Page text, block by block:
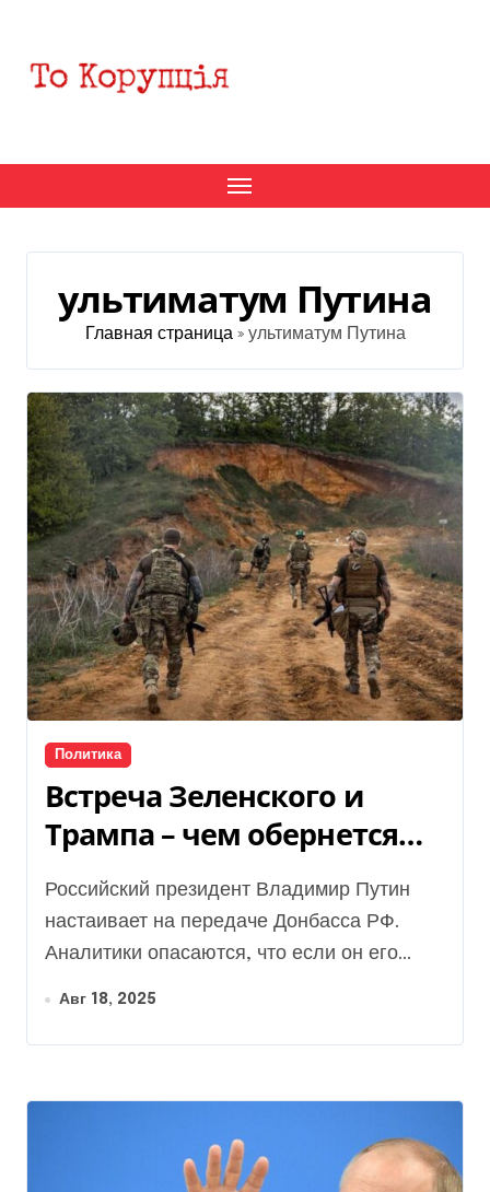
содержанию
ультиматум Путина
Главная страница» ультиматум Путина
Политика
Встреча Зеленского и
Трампа – чем обернется
для Украины уступка
Донбасса Путину
Российский президент Владимир Путин
настаивает на передаче Донбасса РФ.
Аналитики опасаются, что если он его...
Авг 18, 2025